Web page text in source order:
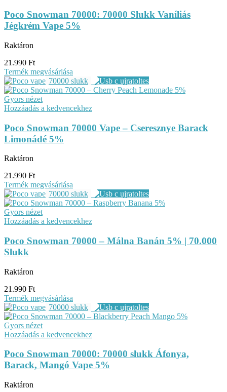
Poco Snowman 70000: 70000 Slukk Vaníliás
Jégkrém Vape 5%
Raktáron
21.990 Ft
Termék megvásárlása
70000 slukk
Gyors nézet
Hozzáadás a kedvencekhez
Poco Snowman 70000 Vape – Cseresznye Barack
Limonádé 5%
Raktáron
21.990 Ft
Termék megvásárlása
70000 slukk
Gyors nézet
Hozzáadás a kedvencekhez
Poco Snowman 70000 – Málna Banán 5% | 70.000
Slukk
Raktáron
21.990 Ft
Termék megvásárlása
70000 slukk
Gyors nézet
Hozzáadás a kedvencekhez
Poco Snowman 70000: 70000 slukk Áfonya,
Barack, Mangó Vape 5%
Raktáron